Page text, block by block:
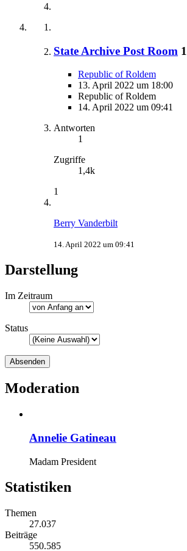
State Archive Post Room 1
Republic of Roldem
13. April 2022 um 18:00
Republic of Roldem
14. April 2022 um 09:41
Antworten
1
Zugriffe
1,4k
1
Berry Vanderbilt
14. April 2022 um 09:41
Darstellung
Im Zeitraum
Status
Moderation
Annelie Gatineau
Madam President
Statistiken
Themen
27.037
Beiträge
550.585